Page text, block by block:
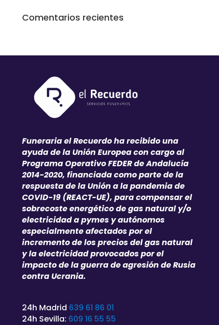
Comentarios recientes
Funeraria el Recuerdo ha recibido una
ayuda de la Unión Europea con cargo al
Programa Operativo FEDER de Andalucía
2014-2020, financiada como parte de la
respuesta de la Unión a la pandemia de
COVID-19 (REACT-UE), para compensar el
sobrecoste energético de gas natural y/o
electricidad a pymes y autónomos
especialmente afectados por el
incremento de los precios del gas natural
y la electricidad provocados por el
impacto de la guerra de agresión de Rusia
contra Ucrania.
24h Madrid 639 61 86 01
24h Sevilla: 609 16 55 55